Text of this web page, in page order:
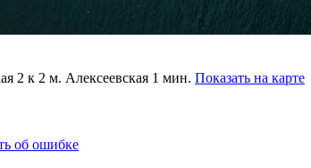
2 к 2 м. Алексеевская 1 мин. Показать на карте
об ошибке